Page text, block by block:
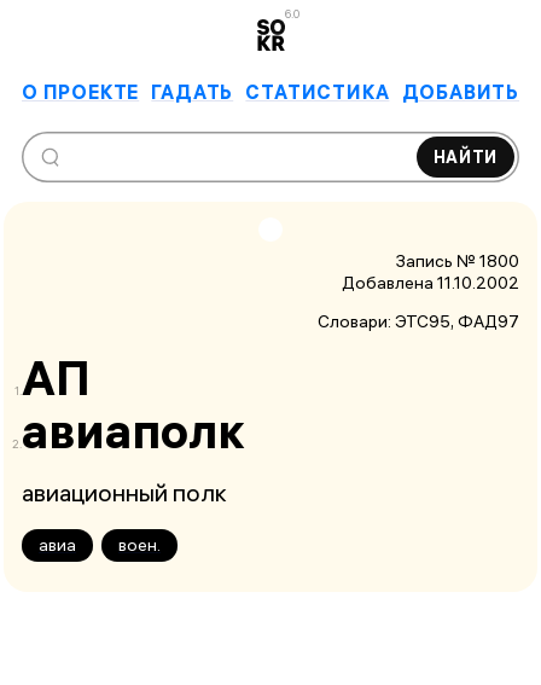
6.0
О ПРОЕКТЕ ГАДАТЬ СТАТИСТИКА ДОБАВИТЬ
НАЙТИ
Запись № 1800
Добавлена 11.10.2002
Словари: ЭТС95, ФАД97
АП
авиаполк
авиационный полк
авиа воен.